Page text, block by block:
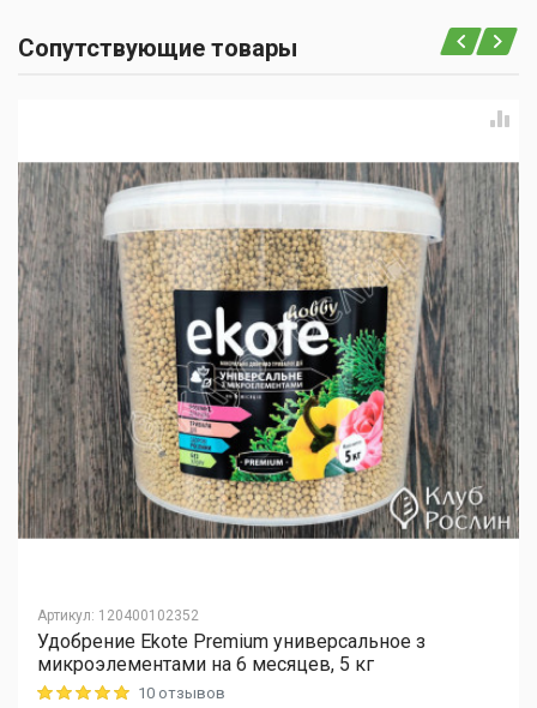
Сопутствующие товары
Артикул: 120400102352
Удобрение Ekote Premium универсальное з
микроэлементами на 6 месяцев, 5 кг
Rating: 5 out of 510 отзывов